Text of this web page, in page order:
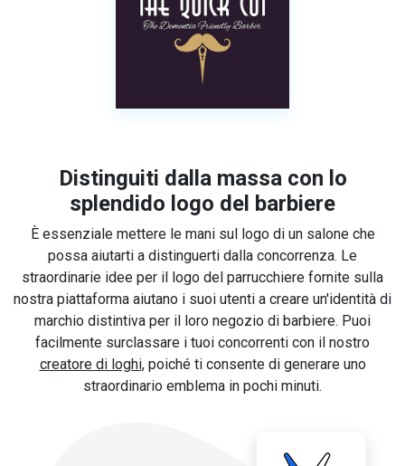
Distinguiti dalla massa con lo
splendido logo del barbiere
È essenziale mettere le mani sul logo di un salone che
possa aiutarti a distinguerti dalla concorrenza. Le
straordinarie idee per il logo del parrucchiere fornite sulla
nostra piattaforma aiutano i suoi utenti a creare un'identità di
marchio distintiva per il loro negozio di barbiere. Puoi
facilmente surclassare i tuoi concorrenti con il nostro
creatore di loghi, poiché ti consente di generare uno
straordinario emblema in pochi minuti.